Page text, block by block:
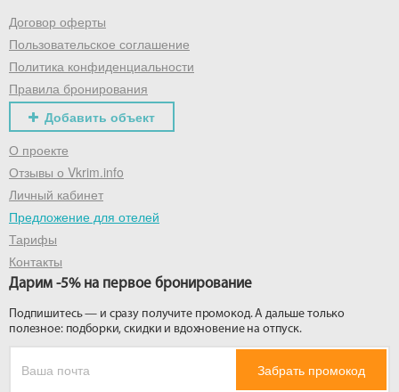
Договор оферты
Пользовательское соглашение
Политика конфиденциальности
Правила бронирования
Добавить объект
О проекте
Отзывы о Vkrim.info
Личный кабинет
Предложение для отелей
Тарифы
Контакты
Дарим -5% на первое бронирование
Подпишитесь — и сразу получите промокод. А дальше только
полезное: подборки, скидки и вдохновение на отпуск.
Забрать промокод